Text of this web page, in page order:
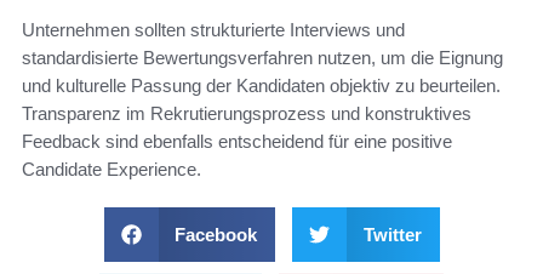
Unternehmen sollten strukturierte Interviews und
standardisierte Bewertungsverfahren nutzen, um die Eignung
und kulturelle Passung der Kandidaten objektiv zu beurteilen.
Transparenz im Rekrutierungsprozess und konstruktives
Feedback sind ebenfalls entscheidend für eine positive
Candidate Experience.
Facebook Twitter